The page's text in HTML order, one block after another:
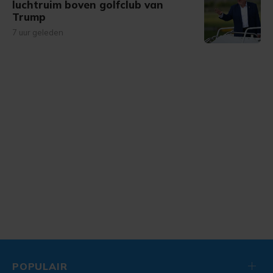
luchtruim boven golfclub van
Trump
7 uur geleden
POPULAIR